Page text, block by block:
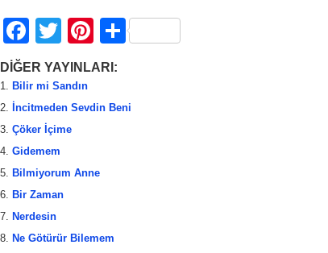
F
a
c
e
b
o
o
k
T
wi
tt
er
Pi
nt
e
S
e
DİĞER YAYINLARI:
Bilir mi Sandın
İncitmeden Sevdin Beni
Çöker İçime
Gidemem
Bilmiyorum Anne
Bir Zaman
Nerdesin
Ne Götürür Bilemem